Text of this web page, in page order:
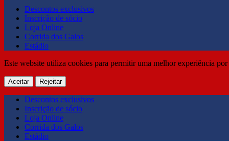
Descontos exclusivos
Inscrição de sócio
Loja Online
Corrida dos Galos
Estádio
Este website utiliza cookies para permitir uma melhor experiência
Aceitar Rejeitar
Descontos exclusivos
Inscrição de sócio
Loja Online
Corrida dos Galos
Estádio